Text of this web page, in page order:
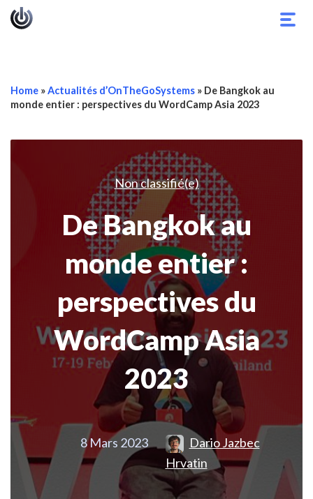
Home »Actualités d’OnTheGoSystems » De Bangkok au
monde entier : perspectives du WordCamp Asia 2023
Non classifié(e)
De Bangkok au
monde entier :
perspectives du
WordCamp Asia
2023
8 Mars 2023
Dario Jazbec
Hrvatin